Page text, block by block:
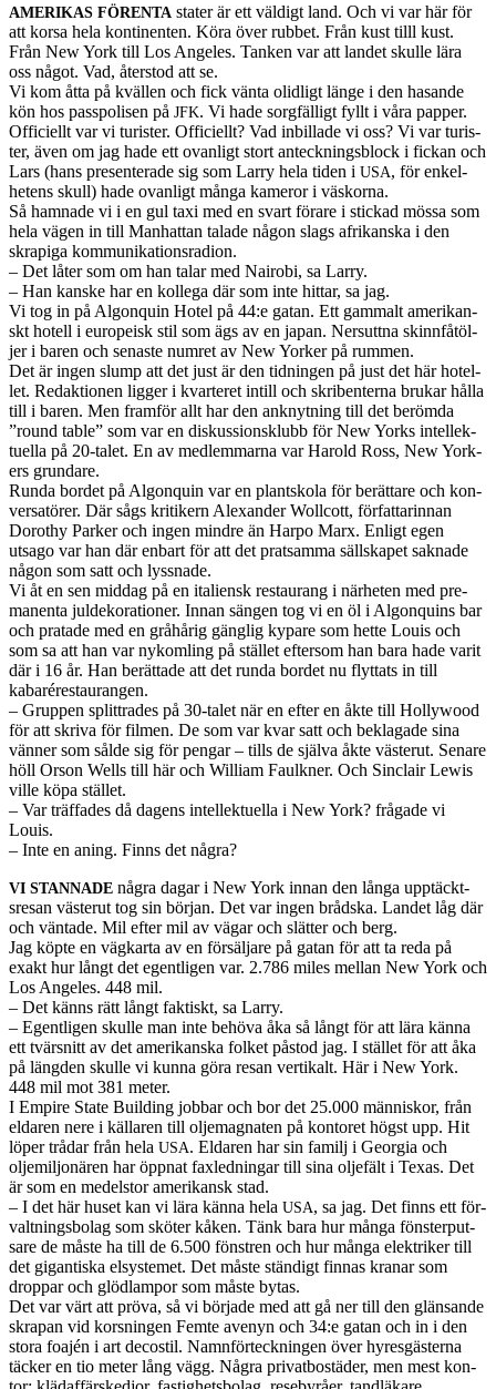
AMERIKAS FÖRENTA stater är ett väldigt land. Och vi var här för
att korsa hela kon­ti­nen­ten. Köra över rub­bet. Från kust tilll kust.
Från New York till Los Ange­les. Tanken var att lan­det skulle lära
oss något. Vad, åter­stod att se.
Vi kom åtta på kvällen och fick vänta olidligt länge i den hasande
kön hos passpolisen på JFK. Vi hade sorgfäl­ligt fyllt i våra pap­per.
Offi­ciellt var vi tur­is­ter. Offi­ciellt? Vad inbil­lade vi oss? Vi var tur­is­
ter, även om jag hade ett ovan­ligt stort anteck­n­ings­block i fickan och
Lars (hans pre­sen­ter­ade sig som Larry hela tiden i USA, för enkel­
hetens skull) hade ovan­ligt många kameror i väsko­rna.
Så ham­nade vi i en gul taxi med en svart förare i stickad mössa som
hela vägen in till Man­hat­tan talade någon slags afrikan­ska i den
skrapiga kom­mu­nika­tion­sra­dion.
– Det låter som om han talar med Nairobi, sa Larry.
– Han kanske har en kol­lega där som inte hit­tar, sa jag.
Vi tog in på Algo­nquin Hotel på 44:e gatan. Ett gam­malt amerikan­
skt hotell i europeisk stil som ägs av en japan. Ner­sut­tna skin­n­fåtöl­
jer i baren och senaste num­ret av New Yorker på rum­men.
Det är ingen slump att det just är den tid­nin­gen på just det här hotel­
let. Redak­tio­nen lig­ger i kvarteret intill och skriben­terna brukar hålla
till i baren. Men fram­för allt har den anknyt­ning till det berömda
”round table” som var en diskus­sion­sklubb för New Yorks intellek­
tuella på 20-talet. En av medlem­marna var Harold Ross, New York­
ers grun­dare.
Runda bor­det på Algo­nquin var en plantskola för berättare och kon­
ver­satörer. Där sågs kri­tik­ern Alexan­der Woll­cott, för­fat­tarin­nan
Dorothy Parker och ingen min­dre än Harpo Marx. Enligt egen
utsago var han där enbart för att det prat­samma säll­skapet sak­nade
någon som satt och lyssnade.
Vi åt en sen mid­dag på en ital­iensk restau­rang i närheten med pre­
ma­nenta juldeko­ra­tioner. Innan sän­gen tog vi en öl i Algo­nquins bar
och pratade med en gråhårig gäng­lig kypare som hette Louis och
som sa att han var nykom­ling på stäl­let efter­som han bara hade varit
där i 16 år. Han berät­tade att det runda bor­det nu fly­t­tats in till
kabarérestau­rangen.
– Grup­pen split­trades på 30-talet när en efter en åkte till Hol­ly­wood
för att skriva för fil­men. De som var kvar satt och bekla­gade sina
vän­ner som sålde sig för pen­gar – tills de själva åkte västerut. Senare
höll Orson Wells till här och William Faulkner. Och Sin­clair Lewis
ville köpa stäl­let.
– Var träf­fades då dagens intellek­tuella i New York? frå­gade vi
Louis.
– Inte en aning. Finns det några?
VI STANNADE några dagar i New York innan den långa upp­täck­t­
sre­san västerut tog sin bör­jan. Det var ingen bråd­ska. Lan­det låg där
och vän­tade. Mil efter mil av vägar och slät­ter och berg.
Jag köpte en vägkarta av en försäl­jare på gatan för att ta reda på
exakt hur långt det egentli­gen var. 2.786 miles mel­lan New York och
Los Ange­les. 448 mil.
– Det känns rätt långt fak­tiskt, sa Larry.
– Egentli­gen skulle man inte behöva åka så långt för att lära känna
ett tvärsnitt av det amerikan­ska folket pås­tod jag. I stäl­let för att åka
på läng­den skulle vi kunna göra resan ver­tikalt. Här i New York.
448 mil mot 381 meter.
I Empire State Build­ing job­bar och bor det 25.000 män­niskor, från
eldaren nere i käl­laren till olje­mag­naten på kon­toret högst upp. Hit
löper trå­dar från hela USA. Eldaren har sin familj i Geor­gia och
oljemiljonären har öpp­nat faxled­ningar till sina olje­fält i Texas. Det
är som en medel­stor amerikansk stad.
– I det här huset kan vi lära känna hela USA, sa jag. Det finns ett för­
valt­nings­bo­lag som sköter kåken. Tänk bara hur många fön­ster­put­
sare de måste ha till de 6.500 fön­stren och hur många elek­triker till
det gigan­tiska elsys­temet. Det måste ständigt finnas kra­nar som
drop­par och glöd­lam­por som måste bytas.
Det var värt att pröva, så vi bör­jade med att gå ner till den glän­sande
skra­pan vid korsnin­gen Femte avenyn och 34:e gatan och in i den
stora foa­jén i art decos­til. Nam­n­förteck­nin­gen över hyres­gästerna
täcker en tio meter lång vägg. Några pri­vat­bostäder, men mest kon­